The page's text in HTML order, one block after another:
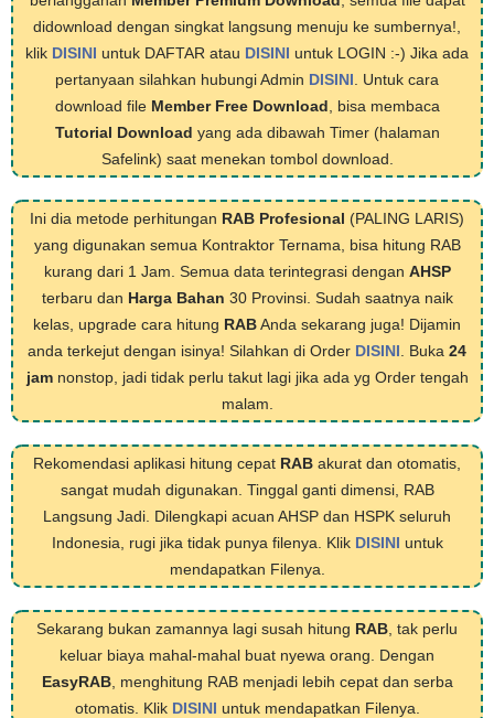
didownload dengan singkat langsung menuju ke sumbernya!,
klik DISINI untuk DAFTAR atau DISINI untuk LOGIN :-) Jika ada
pertanyaan silahkan hubungi Admin DISINI . Untuk cara
download file Member Free Download , bisa membaca
Tutorial Download yang ada dibawah Timer (halaman
Safelink) saat menekan tombol download.
Ini dia metode perhitungan RAB Profesional (PALING LARIS)
yang digunakan semua Kontraktor Ternama, bisa hitung RAB
kurang dari 1 Jam. Semua data terintegrasi dengan AHSP
terbaru dan Harga Bahan 30 Provinsi. Sudah saatnya naik
kelas, upgrade cara hitung RABAnda sekarang juga! Dijamin
anda terkejut dengan isinya! Silahkan di Order DISINI . Buka 24
jamnonstop, jadi tidak perlu takut lagi jika ada yg Order tengah
malam.
Rekomendasi aplikasi hitung cepat RAB akurat dan otomatis,
sangat mudah digunakan. Tinggal ganti dimensi, RAB
Langsung Jadi. Dilengkapi acuan AHSP dan HSPK seluruh
Indonesia, rugi jika tidak punya filenya. Klik DISINI untuk
mendapatkan Filenya.
Sekarang bukan zamannya lagi susah hitung RAB , tak perlu
keluar biaya mahal-mahal buat nyewa orang. Dengan
EasyRAB, menghitung RAB menjadi lebih cepat dan serba
otomatis. Klik DISINI untuk mendapatkan Filenya.